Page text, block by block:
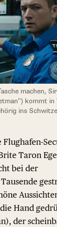
machen,
kommt
ins
Taron
bei der
Hand
der